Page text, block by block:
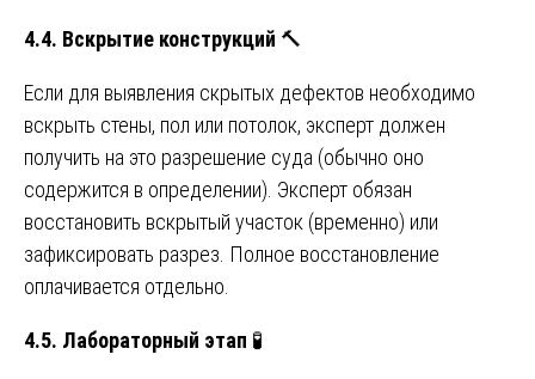
4.4. Вскрытие конструкций 🔨
Если для выявления скрытых дефектов необходимо
вскрыть стены, пол или потолок, эксперт должен
получить на это разрешение суда (обычно оно
содержится в определении). Эксперт обязан
восстановить вскрытый участок (временно) или
зафиксировать разрез. Полное восстановление
оплачивается отдельно.
4.5. Лабораторный этап 🧪